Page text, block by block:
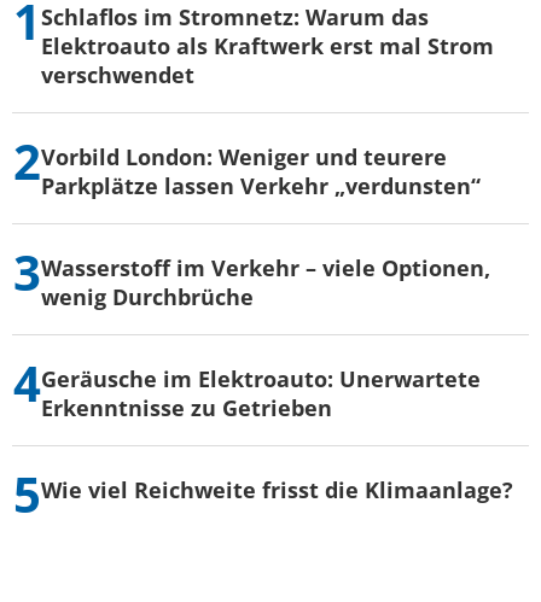
Schlaflos im Stromnetz: Warum das
Elektroauto als Kraftwerk erst mal Strom
verschwendet
Vorbild London: Weniger und teurere
Parkplätze lassen Verkehr „verdunsten“
Wasserstoff im Verkehr – viele Optionen,
wenig Durchbrüche
Geräusche im Elektroauto: Unerwartete
Erkenntnisse zu Getrieben
Wie viel Reichweite frisst die Klimaanlage?